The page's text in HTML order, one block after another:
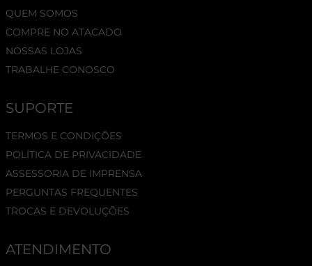
QUEM SOMOS
COMPRE NO ATACADO
NOSSAS LOJAS
TRABALHE CONOSCO
SUPORTE
TERMOS E CONDIÇÕES
POLÍTICA DE PRIVACIDADE
ASSESSORIA DE IMPRENSA
PERGUNTAS FREQUENTES
TROCAS E DEVOLUÇÕES
ATENDIMENTO